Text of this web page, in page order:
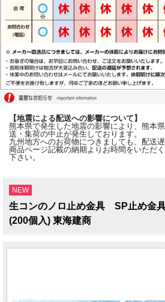
【地震による配送への影響について】
熊本県で発生した地震の影響により、熊本
送・集荷の中止が発生しております。
九州地方へのお荷物につきましても、配送
商品ページ記載の納期よりお時間をいただ
下さい。
NEW
生コンのノロ止め金具 SP止め金
(200個入) 東海建商